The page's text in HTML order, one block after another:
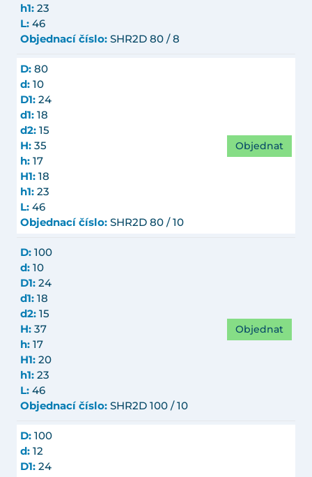
h1: 23
L: 46
Objednací číslo: SHR2D 80 / 8
D: 80
d: 10
D1: 24
d1: 18
d2: 15
H: 35
h: 17
H1: 18
h1: 23
L: 46
Objednací číslo: SHR2D 80 / 10
Objednat
D: 100
d: 10
D1: 24
d1: 18
d2: 15
H: 37
h: 17
H1: 20
h1: 23
L: 46
Objednací číslo: SHR2D 100 / 10
Objednat
D: 100
d: 12
D1: 24